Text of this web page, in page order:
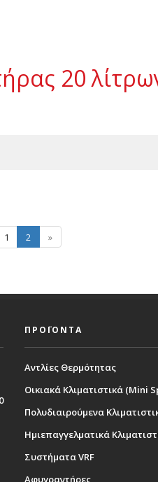
20
1 2 »
ΠΡΟΪΟΝΤΑ
Αντλίες Θερμότητας
Οικιακά Κλιματιστικά (Mini
Πολυδιαιρούμενα
Ημιεπαγγελματικά
Συστήματα VRF
Αφυγραντήρες